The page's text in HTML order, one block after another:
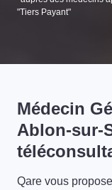
"Tiers Payant"
Médecin
Ablon-sur-
Qare vous